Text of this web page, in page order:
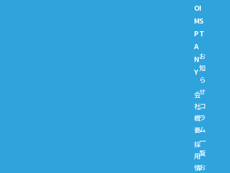
O
M
P
A
N
Y
会
社
概
要
採
用
情
I
S
T
お
知
ら
せ
コ
ラ
ム
一
覧
お